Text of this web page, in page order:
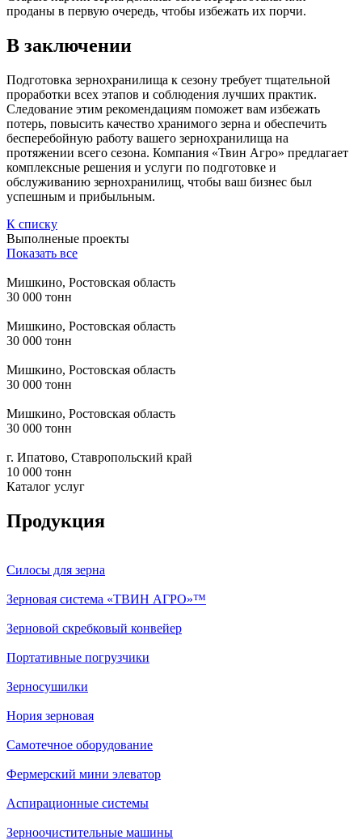
проданы в первую очередь, чтобы избежать их порчи.
В заключении
Подготовка зернохранилища к сезону требует тщательной
проработки всех этапов и соблюдения лучших практик.
Следование этим рекомендациям поможет вам избежать
потерь, повысить качество хранимого зерна и обеспечить
бесперебойную работу вашего зернохранилища на
протяжении всего сезона. Компания «Твин Агро» предлагает
комплексные решения и услуги по подготовке и
обслуживанию зернохранилищ, чтобы ваш бизнес был
успешным и прибыльным.
К списку
Выполненые проекты
Показать все
Мишкино, Ростовская область
30 000 тонн
Мишкино, Ростовская область
30 000 тонн
Мишкино, Ростовская область
30 000 тонн
Мишкино, Ростовская область
30 000 тонн
г. Ипатово, Ставропольский край
10 000 тонн
Каталог услуг
Продукция
Силосы для зерна
Зерновая система «ТВИН АГРО»™
Зерновой скребковый конвейер
Портативные погрузчики
Зерносушилки
Нория зерновая
Самотечное оборудование
Фермерский мини элеватор
Аспирационные системы
Зерноочистительные машины